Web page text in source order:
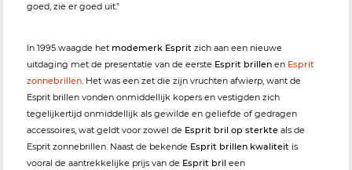
goed, zie er goed uit."
In 1995 waagde het modemerk Esprit zich aan een nieuwe
uitdaging met de presentatie van de eerste Esprit brillen en Esprit
zonnebrillen. Het was een zet die zijn vruchten afwierp, want de
Esprit brillen vonden onmiddellijk kopers en vestigden zich
tegelijkertijd onmiddellijk als gewilde en geliefde of gedragen
accessoires, wat geldt voor zowel de Esprit bril op sterkte als de
Esprit zonnebrillen. Naast de bekende Esprit brillen kwaliteit is
vooral de aantrekkelijke prijs van de Esprit bril een